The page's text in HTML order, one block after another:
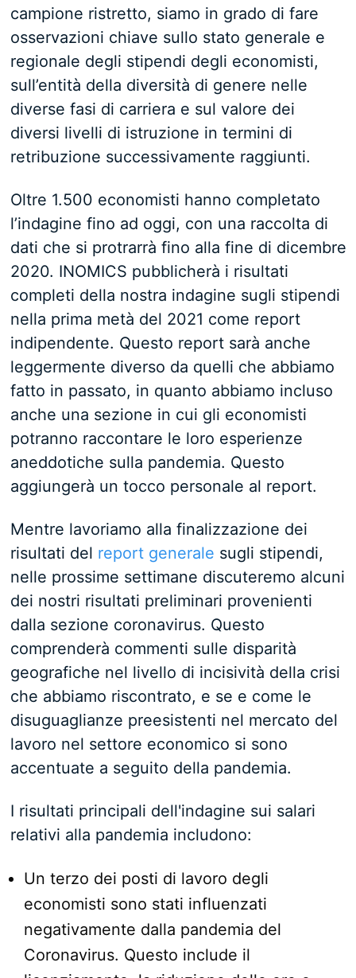
campione ristretto, siamo in grado di fare
osservazioni chiave sullo stato generale e
regionale degli stipendi degli economisti,
sull’entità della diversità di genere nelle
diverse fasi di carriera e sul valore dei
diversi livelli di istruzione in termini di
retribuzione successivamente raggiunti.
Oltre 1.500 economisti hanno completato
l’indagine fino ad oggi, con una raccolta di
dati che si protrarrà fino alla fine di dicembre
2020. INOMICS pubblicherà i risultati
completi della nostra indagine sugli stipendi
nella prima metà del 2021 come report
indipendente. Questo report sarà anche
leggermente diverso da quelli che abbiamo
fatto in passato, in quanto abbiamo incluso
anche una sezione in cui gli economisti
potranno raccontare le loro esperienze
aneddotiche sulla pandemia. Questo
aggiungerà un tocco personale al report.
Mentre lavoriamo alla finalizzazione dei
risultati del report generale sugli stipendi,
nelle prossime settimane discuteremo alcuni
dei nostri risultati preliminari provenienti
dalla sezione coronavirus. Questo
comprenderà commenti sulle disparità
geografiche nel livello di incisività della crisi
che abbiamo riscontrato, e se e come le
disuguaglianze preesistenti nel mercato del
lavoro nel settore economico si sono
accentuate a seguito della pandemia.
I risultati principali dell'indagine sui salari
relativi alla pandemia includono:
Un terzo dei posti di lavoro degli
economisti sono stati influenzati
negativamente dalla pandemia del
Coronavirus. Questo include il